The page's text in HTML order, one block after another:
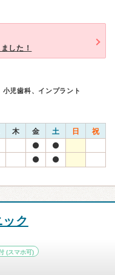
した！
児歯科、インプラント
木 金 土 日 祝
ク
(スマホ可)